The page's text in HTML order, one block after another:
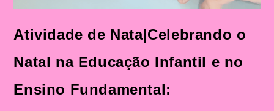
Atividade de Nata|Celebrando o
Natal na Educação Infantil e no
Ensino Fundamental: